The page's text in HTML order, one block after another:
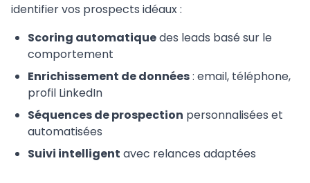
identifier vos prospects idéaux :
Scoring automatiquedes leads basé sur le
comportement
Enrichissement de données: email, téléphone,
profil LinkedIn
Séquences de prospection personnalisées et
automatisées
Suivi intelligent avec relances adaptées